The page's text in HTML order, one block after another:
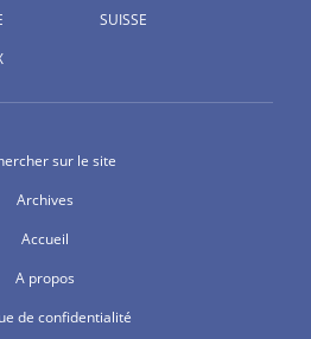
SUISSE
sur le site
Archives
Accueil
A propos
de confidentialité